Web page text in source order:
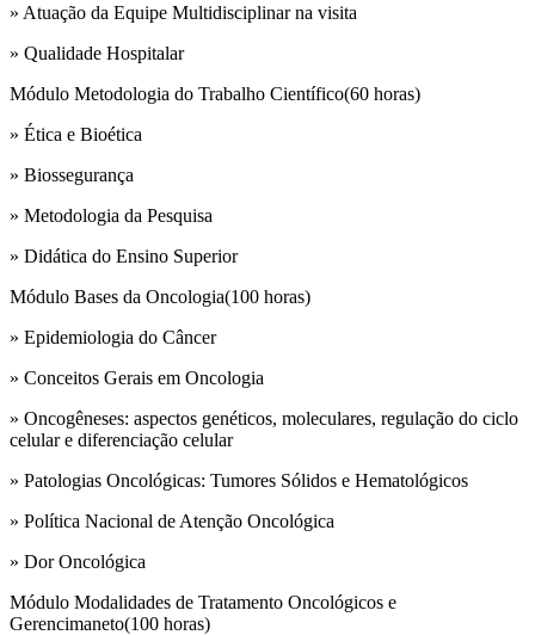
» Atuação da Equipe Multidisciplinar na visita
» Qualidade Hospitalar
Módulo Metodologia do Trabalho Científico(60 horas)
» Ética e Bioética
» Biossegurança
» Metodologia da Pesquisa
» Didática do Ensino Superior
Módulo Bases da Oncologia(100 horas)
» Epidemiologia do Câncer
» Conceitos Gerais em Oncologia
» Oncogêneses: aspectos genéticos, moleculares, regulação do ciclo
celular e diferenciação celular
» Patologias Oncológicas: Tumores Sólidos e Hematológicos
» Política Nacional de Atenção Oncológica
» Dor Oncológica
Módulo Modalidades de Tratamento Oncológicos e
Gerencimaneto(100 horas)